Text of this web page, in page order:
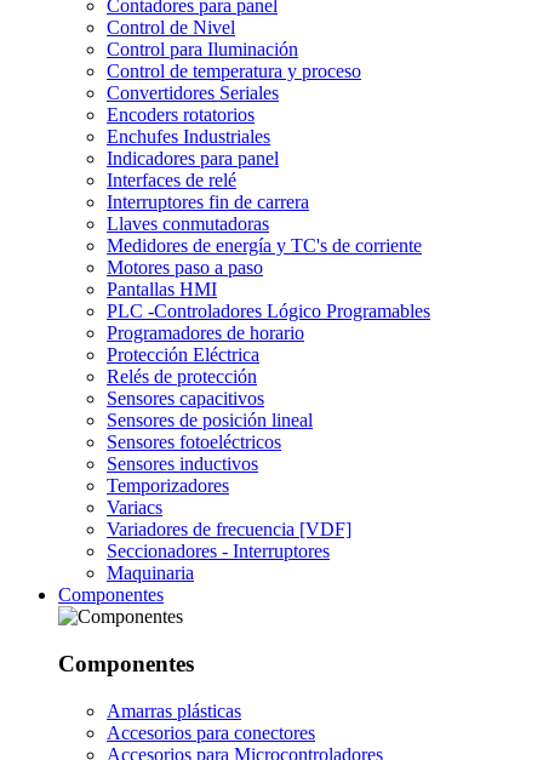
Contadores para panel
Control de Nivel
Control para Iluminación
Control de temperatura y proceso
Convertidores Seriales
Encoders rotatorios
Enchufes Industriales
Indicadores para panel
Interfaces de relé
Interruptores fin de carrera
Llaves conmutadoras
Medidores de energía y TC's de corriente
Motores paso a paso
Pantallas HMI
PLC -Controladores Lógico Programables
Programadores de horario
Protección Eléctrica
Relés de protección
Sensores capacitivos
Sensores de posición lineal
Sensores fotoeléctricos
Sensores inductivos
Temporizadores
Variacs
Variadores de frecuencia [VDF]
Seccionadores - Interruptores
Maquinaria
Componentes
Componentes
Amarras plásticas
Accesorios para conectores
Accesorios para Microcontroladores